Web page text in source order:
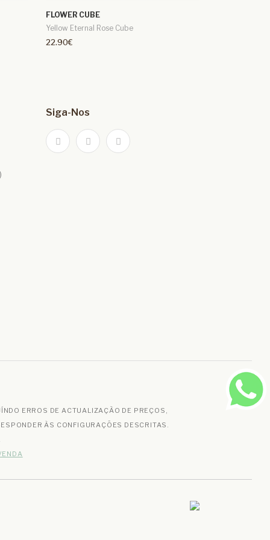
FLOWER CUBE
Yellow Eternal Rose Cube
22.90€
Siga-Nos
ERROS DE ACTUALIZAÇÃO DE PREÇOS,
ÀS CONFIGURAÇÕES DESCRITAS.